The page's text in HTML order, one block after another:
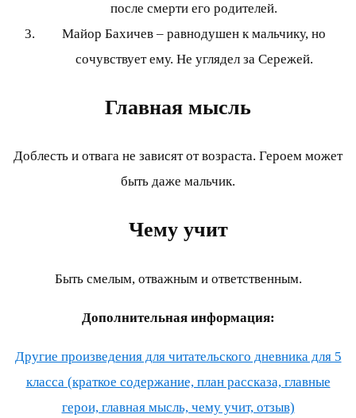
после смерти его родителей.
Майор Бахичев – равнодушен к мальчику, но
сочувствует ему. Не углядел за Сережей.
Главная мысль
Доблесть и отвага не зависят от возраста. Героем может
быть даже мальчик.
Чему учит
Быть смелым, отважным и ответственным.
Дополнительная информация:
Другие произведения для читательского дневника для 5
класса (краткое содержание, план рассказа, главные
герои, главная мысль, чему учит, отзыв)